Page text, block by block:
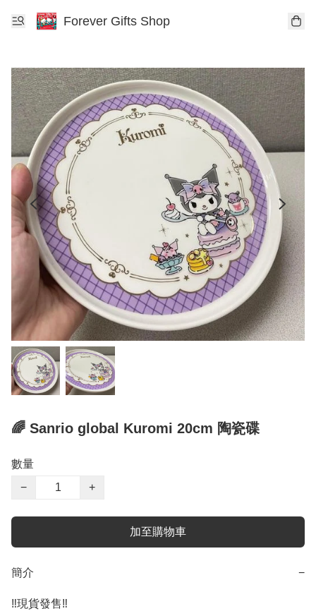
Forever Gifts Shop
🌈 Sanrio global Kuromi 20cm 陶瓷碟
數量
−
+
加至購物車
簡介 −
‼️現貨發售‼️